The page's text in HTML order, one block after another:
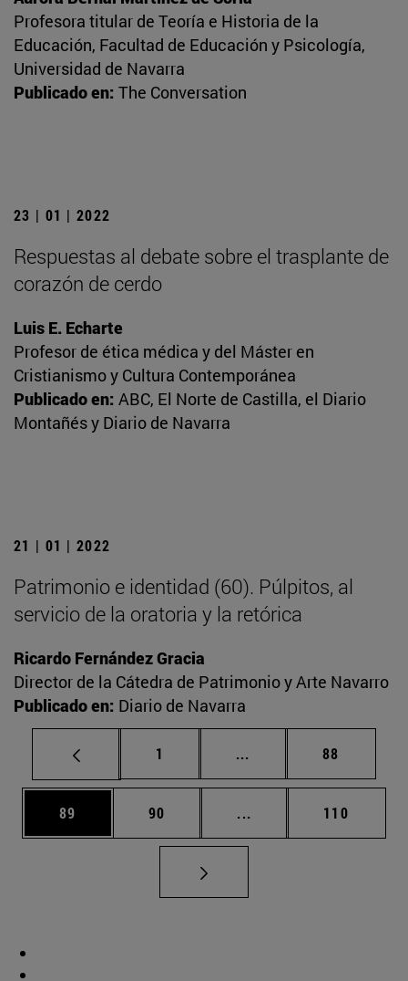
Profesora titular de Teoría e Historia de la
Educación, Facultad de Educación y Psicología,
Universidad de Navarra
Publicado en: The Conversation
23 | 01 | 2022
Respuestas al debate sobre el trasplante de
corazón de cerdo
Luis E. Echarte
Profesor de ética médica y del Máster en
Cristianismo y Cultura Contemporánea
Publicado en: ABC, El Norte de Castilla, el Diario
Montañés y Diario de Navarra
21 | 01 | 2022
Patrimonio e identidad (60). Púlpitos, al
servicio de la oratoria y la retórica
Ricardo Fernández Gracia
Director de la Cátedra de Patrimonio y Arte Navarro
Publicado en: Diario de Navarra
Página
1 ... Páginas intermedias
Página
88
Página
89 Página
90 ... Páginas intermedias
Página
110